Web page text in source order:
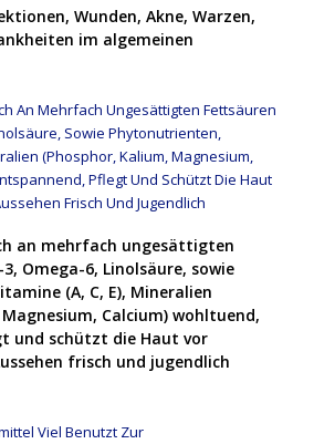
Wunden, Akne, Warzen,
im algemeinen
an mehrfach ungesättigten
Omega-6, Linolsäure, sowie
(A, C, E), Mineralien
Calcium) wohltuend,
und schützt die Haut vor
frisch und jugendlich